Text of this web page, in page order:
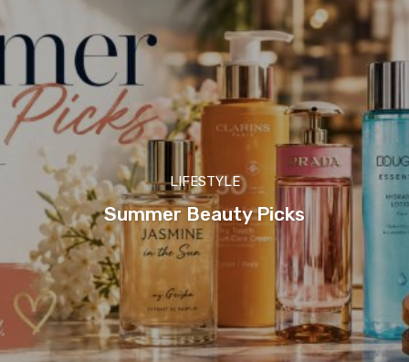
LIFESTYLE
Summer Beauty Picks